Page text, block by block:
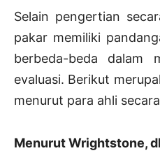
Selain pengertian
pakar memiliki
berbeda-beda dalam
evaluasi. Berikut
menurut para ahli
Menurut Wrightstone,